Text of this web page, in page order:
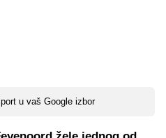
u vaš Google izbor